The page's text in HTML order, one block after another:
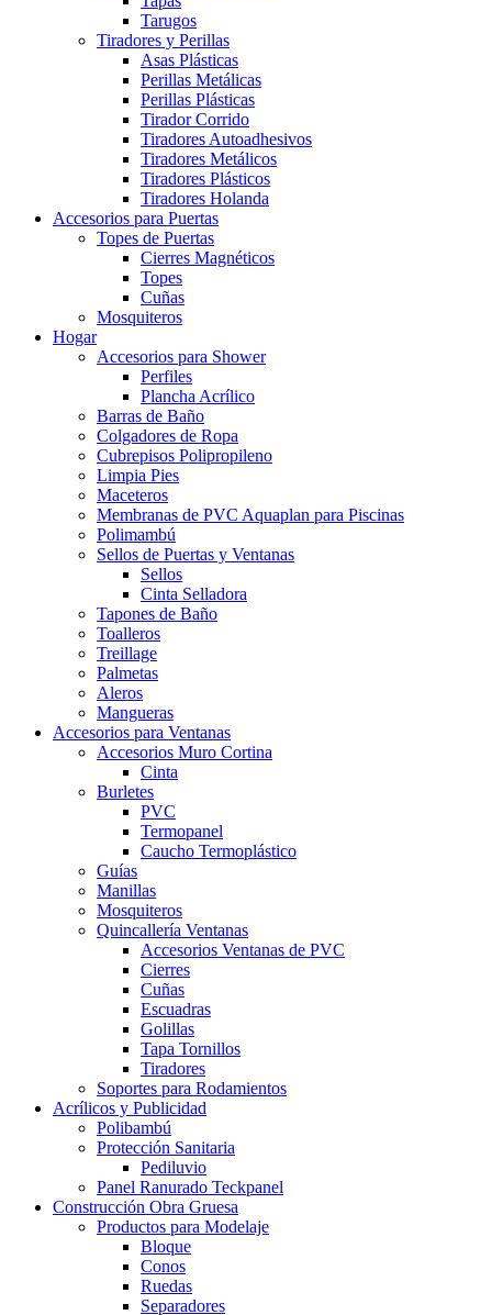
Tarugos
Tiradores y Perillas
Asas Plásticas
Perillas Metálicas
Perillas Plásticas
Tirador Corrido
Tiradores Autoadhesivos
Tiradores Metálicos
Tiradores Plásticos
Tiradores Holanda
Accesorios para Puertas
Topes de Puertas
Cierres Magnéticos
Topes
Cuñas
Mosquiteros
Hogar
Accesorios para Shower
Perfiles
Plancha Acrílico
Barras de Baño
Colgadores de Ropa
Cubrepisos Polipropileno
Limpia Pies
Maceteros
Membranas de PVC Aquaplan para Piscinas
Polimambú
Sellos de Puertas y Ventanas
Sellos
Cinta Selladora
Tapones de Baño
Toalleros
Treillage
Palmetas
Aleros
Mangueras
Accesorios para Ventanas
Accesorios Muro Cortina
Cinta
Burletes
PVC
Termopanel
Caucho Termoplástico
Guías
Manillas
Mosquiteros
Quincallería Ventanas
Accesorios Ventanas de PVC
Cierres
Cuñas
Escuadras
Golillas
Tapa Tornillos
Tiradores
Soportes para Rodamientos
Acrílicos y Publicidad
Polibambú
Protección Sanitaria
Pediluvio
Panel Ranurado Teckpanel
Construcción Obra Gruesa
Productos para Modelaje
Bloque
Conos
Ruedas
Separadores